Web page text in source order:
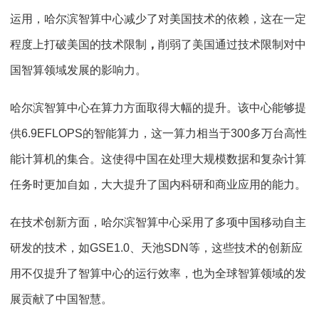
运用，哈尔滨智算中心减少了对美国技术的依赖，这在一定
程度上打破美国的技术限制 ， 削弱了美国通过技术限制对中
国智算领域发展的影响力。
哈尔滨智算中心在算力方面取得大幅的提升。该中心能够提
供6.9EFLOPS的智能算力，这一算力相当于300多万台高性
能计算机的集合。这使得中国在处理大规模数据和复杂计算
任务时更加自如，大大提升了国内科研和商业应用的能力。
在技术创新方面，哈尔滨智算中心采用了多项中国移动自主
研发的技术，如GSE1.0 、天池SDN等，这些技术的创新应
用不仅提升了智算中心的运行效率，也为全球智算领域的发
展贡献了中国智慧。